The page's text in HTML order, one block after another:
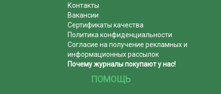
Контакты
Вакансии
Сертификаты качества
Политика конфиденциальности
Согласие на получение рекламных и
информационных рассылок
Почему журналы покупают у нас!
ПОМОЩЬ